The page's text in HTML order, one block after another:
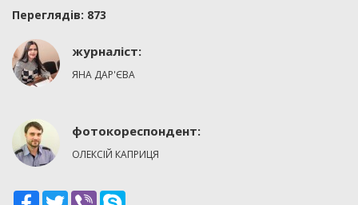
Переглядiв: 873
журналіст:
ЯНА ДАР'ЄВА
фотокореспондент:
ОЛЕКСІЙ КАПРИЦЯ
Facebook
TwitterViber